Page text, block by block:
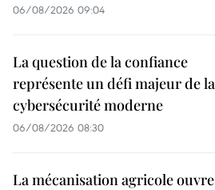
06/08/2026 09:04
La question de la confiance
représente un défi majeur de la
cybersécurité moderne
06/08/2026 08:30
La mécanisation agricole